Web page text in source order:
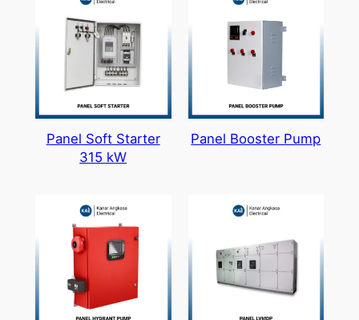
Panel Soft Starter
315 kW
Panel Booster Pump